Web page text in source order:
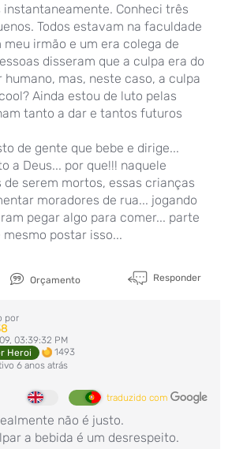
Conheci três
Todos estavam na faculdade
irmão e um era colega de
disseram que a culpa era do
humano, mas, neste caso, a culpa
Ainda estou de luto pelas
tanto a dar e tantos futuros
de gente que bebe e dirige...
a Deus... por que!!! naquele
de serem mortos, essas crianças
moradores de rua... jogando
pegar algo para comer... parte
postar isso...
Orçamento Responder
por
03:39:32 PM
Heroi
1493
6 anos atrás
traduzido com
não é justo.
a bebida é um desrespeito.